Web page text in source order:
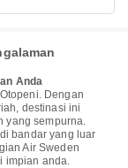
Anda
Dengan
destinasi ini
yang sempurna.
bandar yang luar
Air Sweden
impian anda.